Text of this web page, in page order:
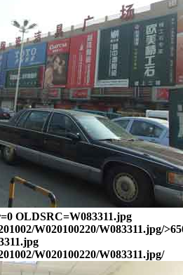
OLDSRC=W083311.jpg
W020100220/W083311.jpg/
W020100220/W083311.jpg/